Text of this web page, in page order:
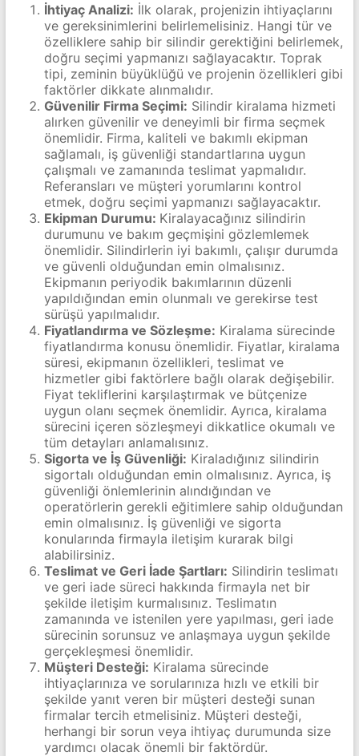
İhtiyaç Analizi: İlk olarak, projenizin ihtiyaçlarını
ve gereksinimlerini belirlemelisiniz. Hangi tür ve
özelliklere sahip bir silindir gerektiğini belirlemek,
doğru seçimi yapmanızı sağlayacaktır. Toprak
tipi, zeminin büyüklüğü ve projenin özellikleri gibi
faktörler dikkate alınmalıdır.
Güvenilir Firma Seçimi: Silindir kiralama hizmeti
alırken güvenilir ve deneyimli bir firma seçmek
önemlidir. Firma, kaliteli ve bakımlı ekipman
sağlamalı, iş güvenliği standartlarına uygun
çalışmalı ve zamanında teslimat yapmalıdır.
Referansları ve müşteri yorumlarını kontrol
etmek, doğru seçimi yapmanızı sağlayacaktır.
Ekipman Durumu: Kiralayacağınız silindirin
durumunu ve bakım geçmişini gözlemlemek
önemlidir. Silindirlerin iyi bakımlı, çalışır durumda
ve güvenli olduğundan emin olmalısınız.
Ekipmanın periyodik bakımlarının düzenli
yapıldığından emin olunmalı ve gerekirse test
sürüşü yapılmalıdır.
Fiyatlandırma ve Sözleşme: Kiralama sürecinde
fiyatlandırma konusu önemlidir. Fiyatlar, kiralama
süresi, ekipmanın özellikleri, teslimat ve
hizmetler gibi faktörlere bağlı olarak değişebilir.
Fiyat tekliflerini karşılaştırmak ve bütçenize
uygun olanı seçmek önemlidir. Ayrıca, kiralama
sürecini içeren sözleşmeyi dikkatlice okumalı ve
tüm detayları anlamalısınız.
Sigorta ve İş Güvenliği: Kiraladığınız silindirin
sigortalı olduğundan emin olmalısınız. Ayrıca, iş
güvenliği önlemlerinin alındığından ve
operatörlerin gerekli eğitimlere sahip olduğundan
emin olmalısınız. İş güvenliği ve sigorta
konularında firmayla iletişim kurarak bilgi
alabilirsiniz.
Teslimat ve Geri İade Şartları: Silindirin teslimatı
ve geri iade süreci hakkında firmayla net bir
şekilde iletişim kurmalısınız. Teslimatın
zamanında ve istenilen yere yapılması, geri iade
sürecinin sorunsuz ve anlaşmaya uygun şekilde
gerçekleşmesi önemlidir.
Müşteri Desteği: Kiralama sürecinde
ihtiyaçlarınıza ve sorularınıza hızlı ve etkili bir
şekilde yanıt veren bir müşteri desteği sunan
firmalar tercih etmelisiniz. Müşteri desteği,
herhangi bir sorun veya ihtiyaç durumunda size
yardımcı olacak önemli bir faktördür.